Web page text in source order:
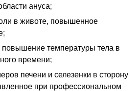
ануса;
в животе, повышенное
повышение температуры тела в
времени;
печени и селезенки в сторону
при профессиональном